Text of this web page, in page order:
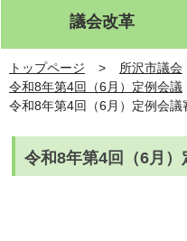
議会改革
トップページ 所沢市議会
令和8年第4回（6月）定例会議
令和8年第4回（6月）定例会議
令和8年第4回（6月